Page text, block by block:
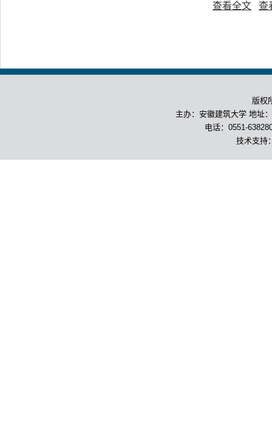
查看全文 查
版权
主办：安徽建筑大学 地址
电话：0551-
技术支持